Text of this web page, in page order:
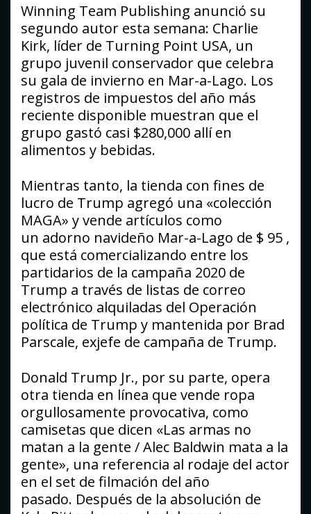
Winning Team Publishing anunció su
segundo autor esta semana: Charlie
Kirk, líder de Turning Point USA, un
grupo juvenil conservador que celebra
su gala de invierno en Mar-a-Lago. Los
registros de impuestos del año más
reciente disponible muestran que el
grupo gastó casi $280,000 allí en
alimentos y bebidas.
Mientras tanto, la tienda con fines de
lucro de Trump agregó una «colección
MAGA» y vende artículos como
un adorno navideño Mar-a-Lago de $ 95 ,
que está comercializando entre los
partidarios de la campaña 2020 de
Trump a través de listas de correo
electrónico alquiladas del Operación
política de Trump y mantenida por Brad
Parscale, exjefe de campaña de Trump.
Donald Trump Jr., por su parte, opera
otra tienda en línea que vende ropa
orgullosamente provocativa, como
camisetas que dicen «Las armas no
matan a la gente / Alec Baldwin mata a la
gente», una referencia al rodaje del actor
en el set de filmación del año
pasado. Después de la absolución de